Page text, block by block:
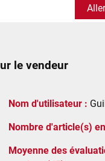
le vendeur
Nom d'utilisateur :
Nombre d'article(s)
Moyenne des